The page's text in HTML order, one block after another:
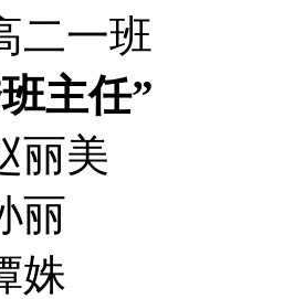
二一班
主任”
丽美
丽
姝